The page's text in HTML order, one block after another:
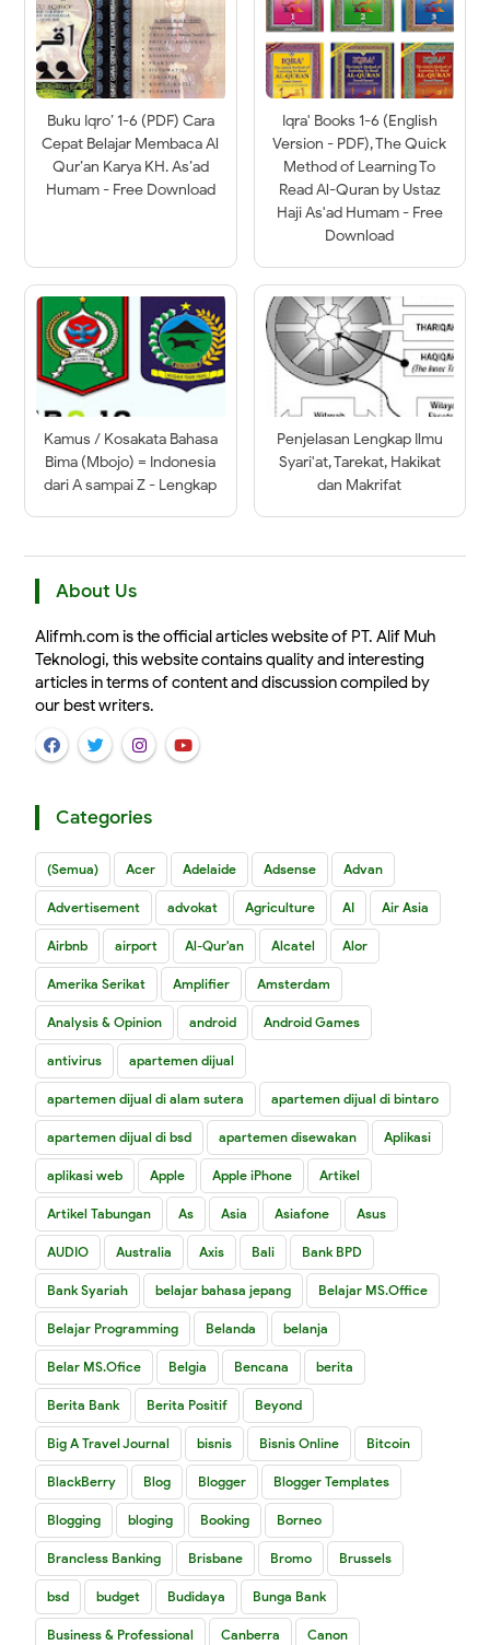
Buku Iqro’ 1-6 (PDF) Cara
Cepat Belajar Membaca Al
Qur’an Karya KH. As’ad
Humam - Free Download
Iqra' Books 1-6 (English
Version - PDF), The Quick
Method of Learning To
Read Al-Quran by Ustaz
Haji As'ad Humam - Free
Download
Kamus / Kosakata Bahasa
Bima (Mbojo) = Indonesia
dari A sampai Z - Lengkap
Penjelasan Lengkap Ilmu
Syari'at, Tarekat, Hakikat
dan Makrifat
About Us
Alifmh.com is the official articles website of PT. Alif Muh
Teknologi, this website contains quality and interesting
articles in terms of content and discussion compiled by
our best writers.
Categories
(Semua) Acer Adelaide Adsense Advan
Advertisement advokat Agriculture AI Air Asia
Airbnb airport Al-Qur'an Alcatel Alor
Amerika Serikat Amplifier Amsterdam
Analysis & Opinion android Android Games
antivirus apartemen dijual
apartemen dijual di alam sutera apartemen dijual di bintaro
apartemen dijual di bsd apartemen disewakan Aplikasi
aplikasi web Apple Apple iPhone Artikel
Artikel Tabungan As Asia Asiafone Asus
AUDIO Australia Axis Bali Bank BPD
Bank Syariah belajar bahasa jepang Belajar MS.Office
Belajar Programming Belanda belanja
Belar MS.Ofice Belgia Bencana berita
Berita Bank Berita Positif Beyond
Big A Travel Journal bisnis Bisnis Online Bitcoin
BlackBerry Blog Blogger Blogger Templates
Blogging bloging Booking Borneo
Brancless Banking Brisbane Bromo Brussels
bsd budget Budidaya Bunga Bank
Business & Professional Canberra Canon